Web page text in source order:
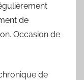
de
Occasion de
de